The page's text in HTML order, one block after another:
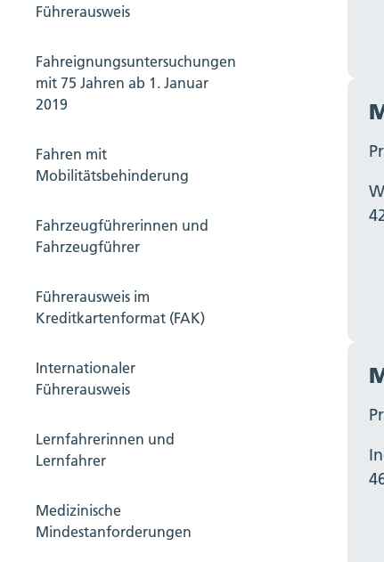
Führerausweis
Fahreignungsuntersuchungen
mit 75 Jahren ab 1. Januar
2019
Fahren mit
Mobilitätsbehinderung
Fahrzeugführerinnen und
Fahrzeugführer
Führerausweis im
Kreditkartenformat (FAK)
Internationaler
Führerausweis
Lernfahrerinnen und
Lernfahrer
Medizinische
Mindestanforderungen